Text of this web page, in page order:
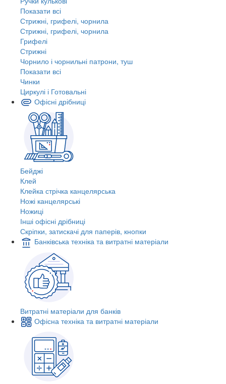
Показати всі
Стрижні, грифелі, чорнила
Стрижні, грифелі, чорнила
Грифелі
Стрижні
Чорнило і чорнильні патрони, туш
Показати всі
Чинки
Циркулі і Готовальні
Офісні дрібниці
Бейджі
Клей
Клейка стрічка канцелярська
Ножі канцелярські
Ножиці
Інші офісні дрібниці
Скріпки, затискачі для паперів, кнопки
Банківська техніка та витратні матеріали
Витратні матеріали для банків
Офісна техніка та витратні матеріали